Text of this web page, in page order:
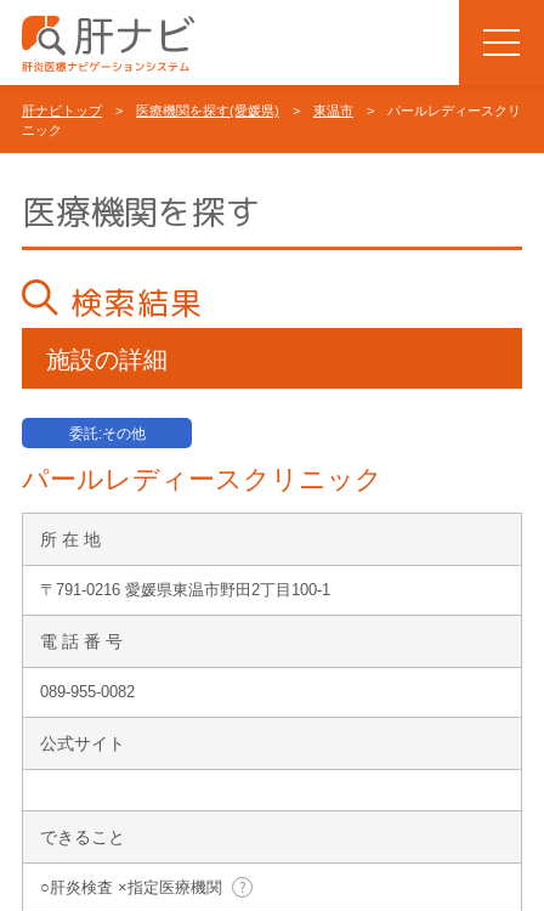
肝ナビトップ> 医療機関を探す(愛媛県) > 東温市 > パールレディースクリ
ニック
医療機関を探す
検索結果
施設の詳細
委託:その他
パールレディースクリニック
所 在 地
〒791-0216 愛媛県東温市野田2丁目100-1
電 話 番 号
089-955-0082
公式サイト
できること
○肝炎検査 ×指定医療機関